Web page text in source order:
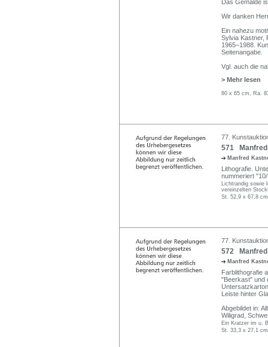
Das Gemälde
Wir danken
Ein nahezu
Sylvia Kastner,
1965–1988.
Seitenangabe.
Vgl. auch die
> Mehr lesen
80 x 65 cm, Ra.
77.
571 Manfred
Manfred
Lithografie.
nummeriert
Lichtrandig
vereinzelten
St. 52,9 x 67,8
77.
572 Manfred
Manfred
Farblithografie
"Beerkast" und
Leiste hinter
Abgebildet in:
Wiligrad,
Ein Kratzer im u.
St. 33,3 x 27,1